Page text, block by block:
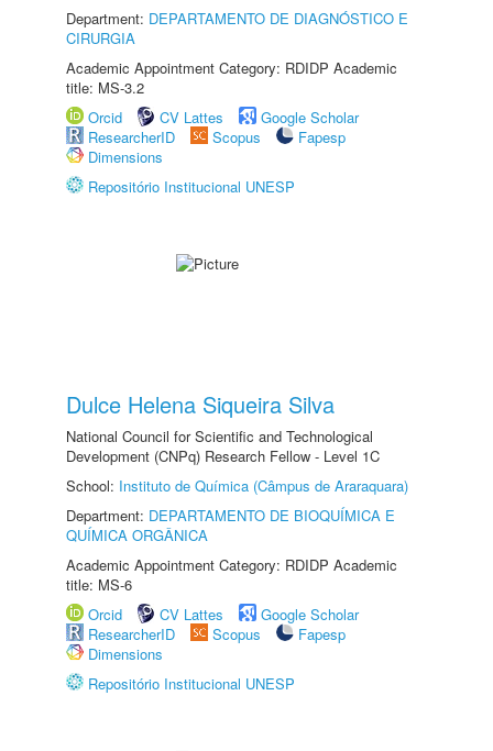
Department: DEPARTAMENTO DE DIAGNÓSTICO E
CIRURGIA
Academic Appointment Category: RDIDP Academic
title: MS-3.2
Orcid
CV Lattes
Google Scholar
ResearcherID
Scopus
Fapesp
Dimensions
Repositório Institucional UNESP
Dulce Helena Siqueira Silva
National Council for Scientific and Technological
Development (CNPq) Research Fellow - Level 1C
School: Instituto de Química (Câmpus de Araraquara)
Department: DEPARTAMENTO DE BIOQUÍMICA E
QUÍMICA ORGÂNICA
Academic Appointment Category: RDIDP Academic
title: MS-6
Orcid
CV Lattes
Google Scholar
ResearcherID
Scopus
Fapesp
Dimensions
Repositório Institucional UNESP